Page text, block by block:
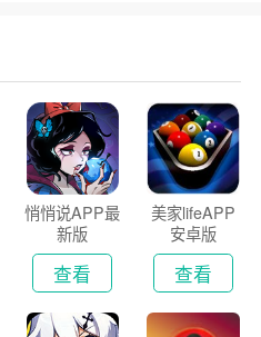
悄悄说APP最
新版
查看
美家lifeAPP
安卓版
查看